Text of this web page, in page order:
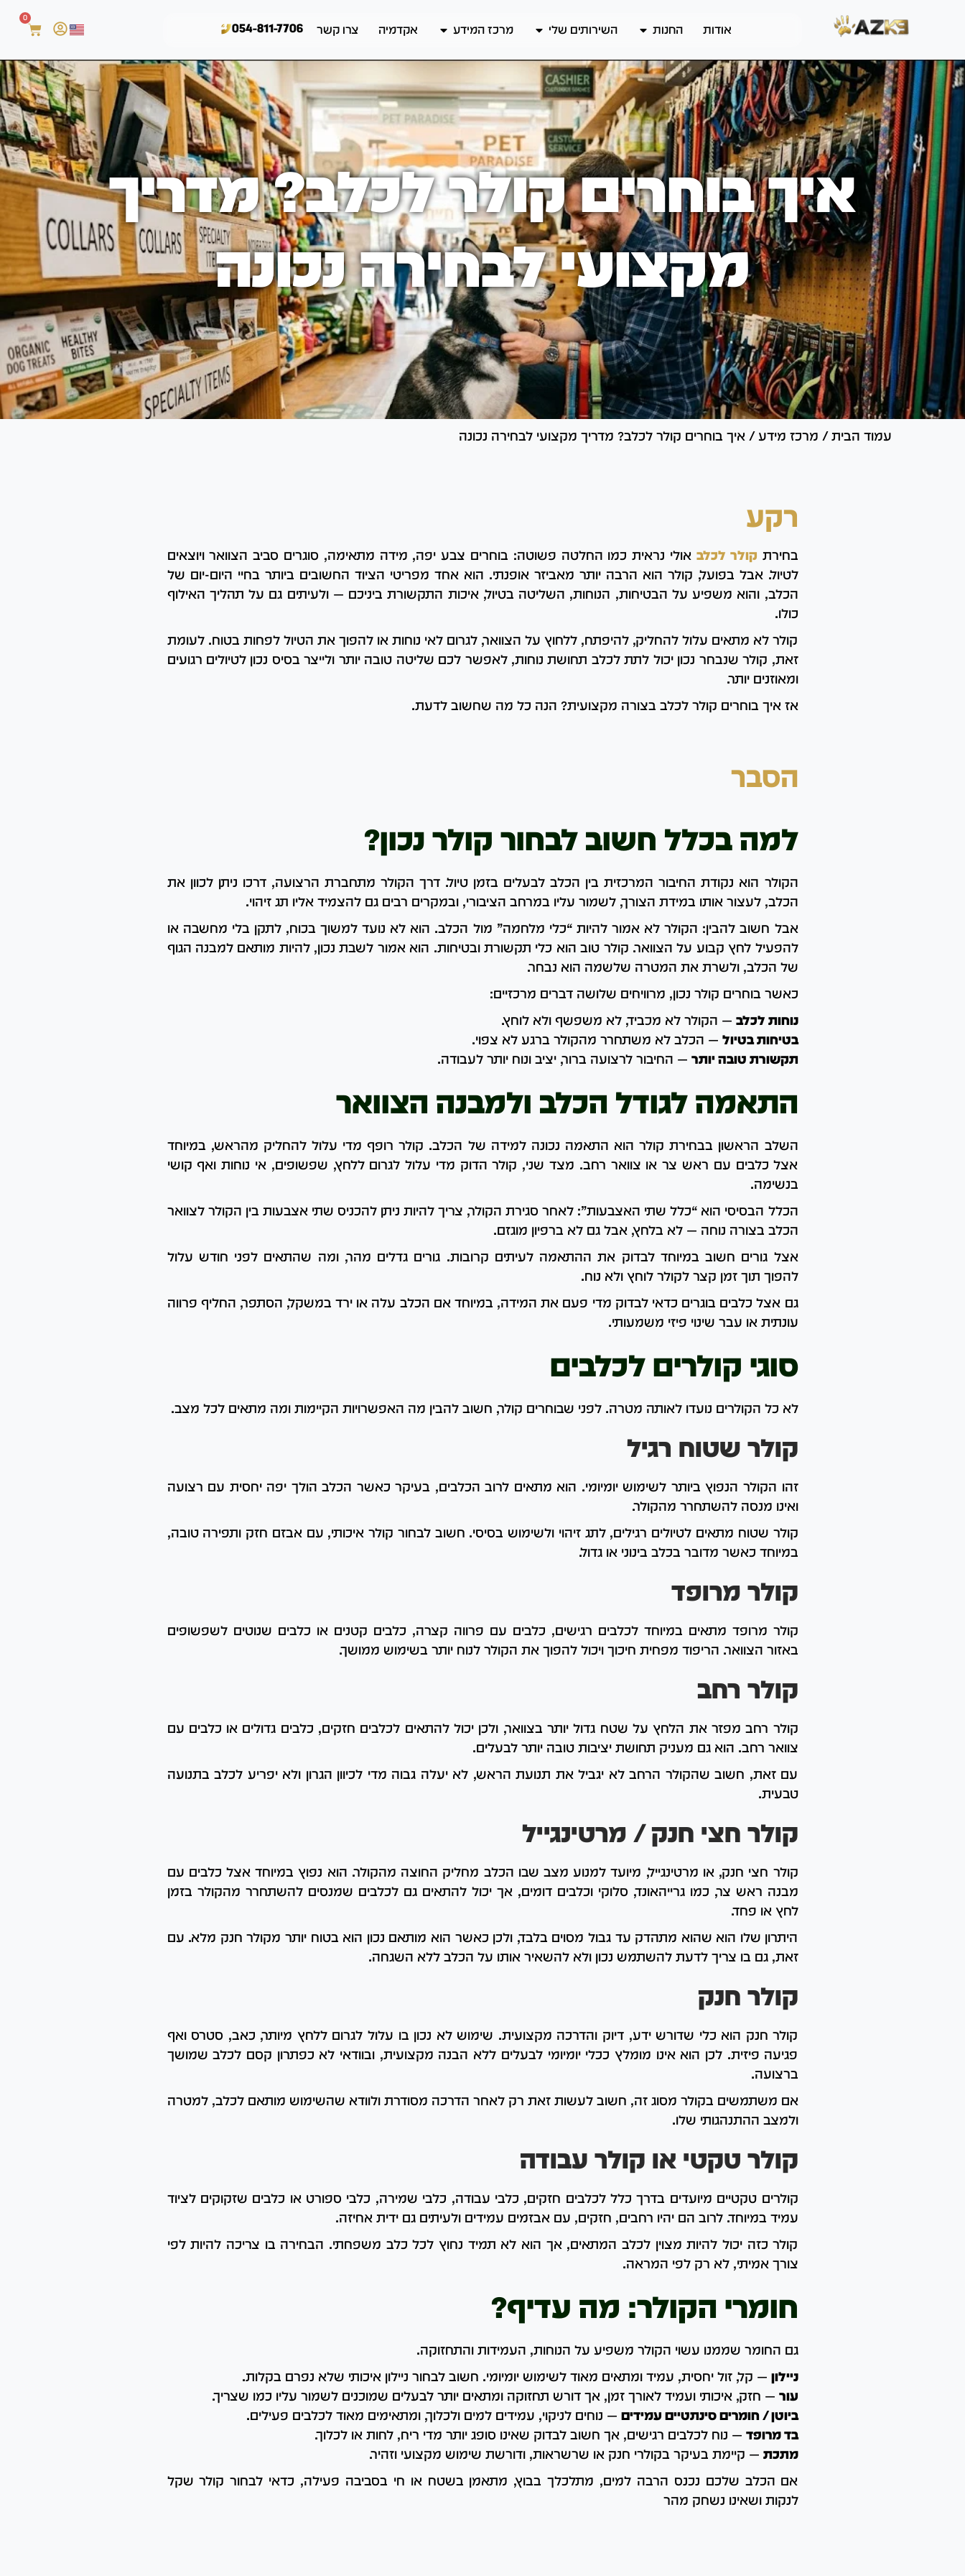
אודות החנות השירותים שלי מרכז המידע אקדמיה צרו קשר 054-811-7706
0
איך בוחרים קולר לכלב? מדריך
מקצועי לבחירה נכונה
עמוד הבית / מרכז מידע / איך בוחרים קולר לכלב? מדריך מקצועי לבחירה נכונה
רקע
בחירת קולר לכלב אולי נראית כמו החלטה פשוטה: בוחרים צבע יפה, מידה מתאימה, סוגרים סביב הצוואר ויוצאים
לטיול. אבל בפועל, קולר הוא הרבה יותר מאביזר אופנתי. הוא אחד מפריטי הציוד החשובים ביותר בחיי היום-יום של
הכלב, והוא משפיע על הבטיחות, הנוחות, השליטה בטיול, איכות התקשורת ביניכם — ולעיתים גם על תהליך האילוף
כולו.
קולר לא מתאים עלול להחליק, להיפתח, ללחוץ על הצוואר, לגרום לאי נוחות או להפוך את הטיול לפחות בטוח. לעומת
זאת, קולר שנבחר נכון יכול לתת לכלב תחושת נוחות, לאפשר לכם שליטה טובה יותר ולייצר בסיס נכון לטיולים רגועים
ומאוזנים יותר.
אז איך בוחרים קולר לכלב בצורה מקצועית? הנה כל מה שחשוב לדעת.
הסבר
למה בכלל חשוב לבחור קולר נכון?
הקולר הוא נקודת החיבור המרכזית בין הכלב לבעלים בזמן טיול. דרך הקולר מתחברת הרצועה, דרכו ניתן לכוון את
הכלב, לעצור אותו במידת הצורך, לשמור עליו במרחב הציבורי, ובמקרים רבים גם להצמיד אליו תג זיהוי.
אבל חשוב להבין: הקולר לא אמור להיות “כלי מלחמה” מול הכלב. הוא לא נועד למשוך בכוח, לתקן בלי מחשבה או
להפעיל לחץ קבוע על הצוואר. קולר טוב הוא כלי תקשורת ובטיחות. הוא אמור לשבת נכון, להיות מותאם למבנה הגוף
של הכלב, ולשרת את המטרה שלשמה הוא נבחר.
כאשר בוחרים קולר נכון, מרוויחים שלושה דברים מרכזיים:
נוחות לכלב — הקולר לא מכביד, לא משפשף ולא לוחץ.
בטיחות בטיול — הכלב לא משתחרר מהקולר ברגע לא צפוי.
תקשורת טובה יותר — החיבור לרצועה ברור, יציב ונוח יותר לעבודה.
התאמה לגודל הכלב ולמבנה הצוואר
השלב הראשון בבחירת קולר הוא התאמה נכונה למידה של הכלב. קולר רופף מדי עלול להחליק מהראש, במיוחד
אצל כלבים עם ראש צר או צוואר רחב. מצד שני, קולר הדוק מדי עלול לגרום ללחץ, שפשופים, אי נוחות ואף קושי
בנשימה.
הכלל הבסיסי הוא “כלל שתי האצבעות”: לאחר סגירת הקולר, צריך להיות ניתן להכניס שתי אצבעות בין הקולר לצוואר
הכלב בצורה נוחה — לא בלחץ, אבל גם לא ברפיון מוגזם.
אצל גורים חשוב במיוחד לבדוק את ההתאמה לעיתים קרובות. גורים גדלים מהר, ומה שהתאים לפני חודש עלול
להפוך תוך זמן קצר לקולר לוחץ ולא נוח.
גם אצל כלבים בוגרים כדאי לבדוק מדי פעם את המידה, במיוחד אם הכלב עלה או ירד במשקל, הסתפר, החליף פרווה
עונתית או עבר שינוי פיזי משמעותי.
סוגי קולרים לכלבים
לא כל הקולרים נועדו לאותה מטרה. לפני שבוחרים קולר, חשוב להבין מה האפשרויות הקיימות ומה מתאים לכל מצב.
קולר שטוח רגיל
זהו הקולר הנפוץ ביותר לשימוש יומיומי. הוא מתאים לרוב הכלבים, בעיקר כאשר הכלב הולך יפה יחסית עם רצועה
ואינו מנסה להשתחרר מהקולר.
קולר שטוח מתאים לטיולים רגילים, לתג זיהוי ולשימוש בסיסי. חשוב לבחור קולר איכותי, עם אבזם חזק ותפירה טובה,
במיוחד כאשר מדובר בכלב בינוני או גדול.
קולר מרופד
קולר מרופד מתאים במיוחד לכלבים רגישים, כלבים עם פרווה קצרה, כלבים קטנים או כלבים שנוטים לשפשופים
באזור הצוואר. הריפוד מפחית חיכוך ויכול להפוך את הקולר לנוח יותר בשימוש ממושך.
קולר רחב
קולר רחב מפזר את הלחץ על שטח גדול יותר בצוואר, ולכן יכול להתאים לכלבים חזקים, כלבים גדולים או כלבים עם
צוואר רחב. הוא גם מעניק תחושת יציבות טובה יותר לבעלים.
עם זאת, חשוב שהקולר הרחב לא יגביל את תנועת הראש, לא יעלה גבוה מדי לכיוון הגרון ולא יפריע לכלב בתנועה
טבעית.
קולר חצי חנק / מרטינגייל
קולר חצי חנק, או מרטינגייל, מיועד למנוע מצב שבו הכלב מחליק החוצה מהקולר. הוא נפוץ במיוחד אצל כלבים עם
מבנה ראש צר, כמו גרייהאונד, סלוקי וכלבים דומים, אך יכול להתאים גם לכלבים שמנסים להשתחרר מהקולר בזמן
לחץ או פחד.
היתרון שלו הוא שהוא מתהדק עד גבול מסוים בלבד, ולכן כאשר הוא מותאם נכון הוא בטוח יותר מקולר חנק מלא. עם
זאת, גם בו צריך לדעת להשתמש נכון ולא להשאיר אותו על הכלב ללא השגחה.
קולר חנק
קולר חנק הוא כלי שדורש ידע, דיוק והדרכה מקצועית. שימוש לא נכון בו עלול לגרום ללחץ מיותר, כאב, סטרס ואף
פגיעה פיזית. לכן הוא אינו מומלץ ככלי יומיומי לבעלים ללא הבנה מקצועית, ובוודאי לא כפתרון קסם לכלב שמושך
ברצועה.
אם משתמשים בקולר מסוג זה, חשוב לעשות זאת רק לאחר הדרכה מסודרת ולוודא שהשימוש מותאם לכלב, למטרה
ולמצב ההתנהגותי שלו.
קולר טקטי או קולר עבודה
קולרים טקטיים מיועדים בדרך כלל לכלבים חזקים, כלבי עבודה, כלבי שמירה, כלבי ספורט או כלבים שזקוקים לציוד
עמיד במיוחד. לרוב הם יהיו רחבים, חזקים, עם אבזמים עמידים ולעיתים גם ידית אחיזה.
קולר כזה יכול להיות מצוין לכלב המתאים, אך הוא לא תמיד נחוץ לכל כלב משפחתי. הבחירה בו צריכה להיות לפי
צורך אמיתי, לא רק לפי המראה.
חומרי הקולר: מה עדיף?
גם החומר שממנו עשוי הקולר משפיע על הנוחות, העמידות והתחזוקה.
ניילון — קל, זול יחסית, עמיד ומתאים מאוד לשימוש יומיומי. חשוב לבחור ניילון איכותי שלא נפרם בקלות.
עור — חזק, איכותי ועמיד לאורך זמן, אך דורש תחזוקה ומתאים יותר לבעלים שמוכנים לשמור עליו כמו שצריך.
ביוטן / חומרים סינתטיים עמידים — נוחים לניקוי, עמידים למים ולכלוך, ומתאימים מאוד לכלבים פעילים.
בד מרופד — נוח לכלבים רגישים, אך חשוב לבדוק שאינו סופג יותר מדי ריח, לחות או לכלוך.
מתכת — קיימת בעיקר בקולרי חנק או שרשראות, ודורשת שימוש מקצועי וזהיר.
אם הכלב שלכם נכנס הרבה למים, מתלכלך בבוץ, מתאמן בשטח או חי בסביבה פעילה, כדאי לבחור קולר שקל
לנקות ושאינו נשחק מהר